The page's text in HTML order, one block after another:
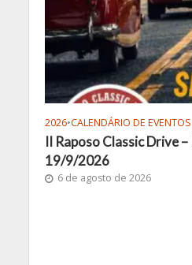
2026•CALENDÁRIO DE EVENTOS
II Raposo Classic Drive
19/9/2026
6 de agosto de 2026